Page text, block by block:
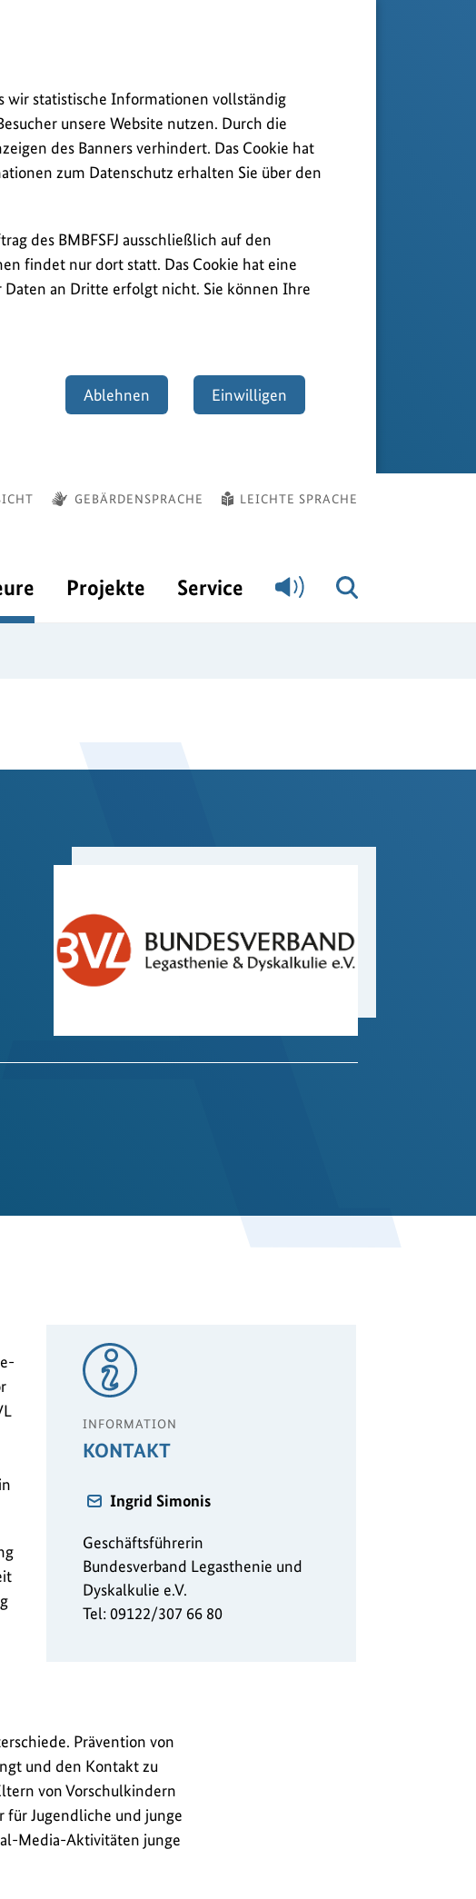
wir statistische Informationen vollständig
unsere Website nutzen. Durch die
des Banners verhindert. Das Cookie hat
zum Datenschutz erhalten Sie über den
des BMBFSFJ ausschließlich auf den
findet nur dort statt. Das Cookie hat eine
an Dritte erfolgt nicht. Sie können Ihre
Ablehnen Einwilligen
GEBÄRDENSPRACHE LEICHTE SPRACHE
Projekte Service
INFORMATION
KONTAKT
Ingrid Simonis
Geschäftsführerin
Bundesverband Legasthenie und
Dyskalkulie e.V.
Tel: 09122/307 66 80
Prävention von
und den Kontakt zu
von Vorschulkindern
für Jugendliche und junge
Media-Aktivitäten junge